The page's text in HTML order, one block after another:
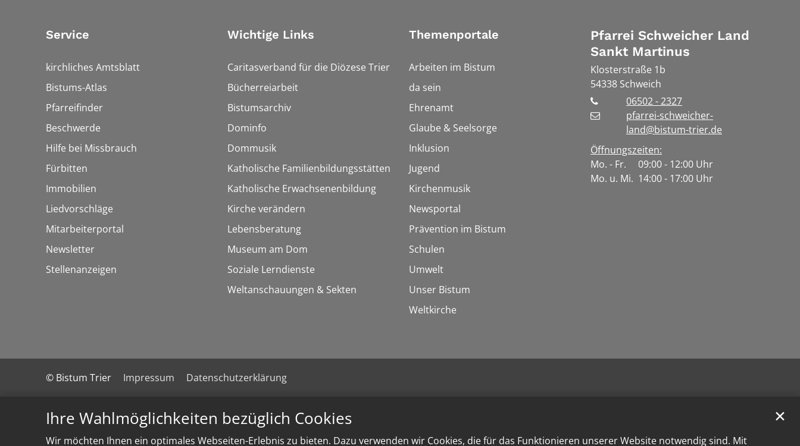
Ihre Wahlmöglichkeiten bezüglich Cookies
Wir möchten Ihnen ein optimales Webseiten-Erlebnis zu bieten. Dazu verwenden wir Cookies, die für das Funktionieren unserer Website notwendig sind. Mit
✕
Service
kirchliches Amtsblatt
Bistums-Atlas
Pfarreifinder
Beschwerde
Hilfe bei Missbrauch
Fürbitten
Immobilien
Liedvorschläge
Mitarbeiterportal
Newsletter
Stellenanzeigen
Wichtige Links
Caritasverband für die Diözese Trier
Bücherreiarbeit
Bistumsarchiv
Dominfo
Dommusik
Katholische Familienbildungsstätten
Katholische Erwachsenenbildung
Kirche verändern
Lebensberatung
Museum am Dom
Soziale Lerndienste
Weltanschauungen & Sekten
Themenportale
Arbeiten im Bistum
da sein
Ehrenamt
Glaube & Seelsorge
Inklusion
Jugend
Kirchenmusik
Newsportal
Prävention im Bistum
Schulen
Umwelt
Unser Bistum
Weltkirche
Pfarrei Schweicher Land
Sankt Martinus
Klosterstraße 1b
54338 Schweich
06502 - 2327
pfarrei-schweicher-
land@bistum-trier.de
Öffnungszeiten:
Mo. - Fr. 09:00 - 12:00 Uhr
Mo. u. Mi. 14:00 - 17:00 Uhr
© Bistum Trier Impressum Datenschutzerklärung